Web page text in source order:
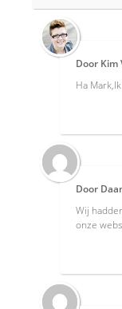
Door Kim
Ha
Door
Wij
onze